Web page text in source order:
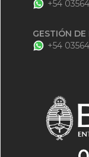
+54
GESTIÓN DE
+54